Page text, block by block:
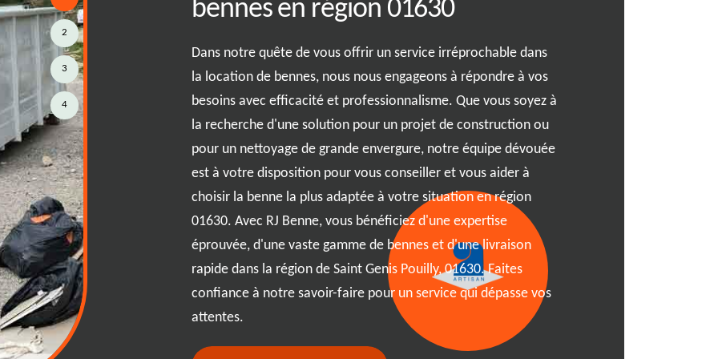
à RJ Benne
ou de grand nettoyage à
pas quoi faire de vos
! Avec RJ Benne, vous
venant en seulement
vie et gagnez du temps en
Que vous soyez en plein
ses environs, avec le code
assure une solution rapide et
et de notre service de
vos déchets en toute
vous attend !
bennes en région 01630
Dans notre quête de vous offrir un service irréprochable dans
la location de bennes, nous nous engageons à répondre à vos
besoins avec efficacité et professionnalisme. Que vous soyez à
la recherche d'une solution pour un projet de construction ou
pour un nettoyage de grande envergure, notre équipe dévouée
est à votre disposition pour vous conseiller et vous aider à
choisir la benne la plus adaptée à votre situation en région
01630. Avec RJ Benne, vous bénéficiez d'une expertise
éprouvée, d'une vaste gamme de bennes et d'une livraison
rapide dans la région de Saint Genis Pouilly, 01630. Faites
confiance à notre savoir-faire pour un service qui dépasse vos
attentes.
2
3
4